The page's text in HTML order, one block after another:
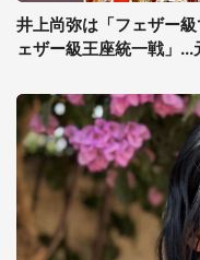
井上尚弥は「フェザー
ェザー級王座統一戦」